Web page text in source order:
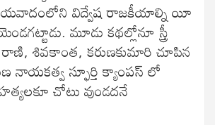
విద్వేష రాజకీయాల్ని యీ
మూడు కథల్లోనూ స్త్రీ
శివకాంత, కరుణకుమారి చూపిన
నాయకత్వ స్ఫూర్తి క్యాంపస్ లో
చోటు వుండదనే